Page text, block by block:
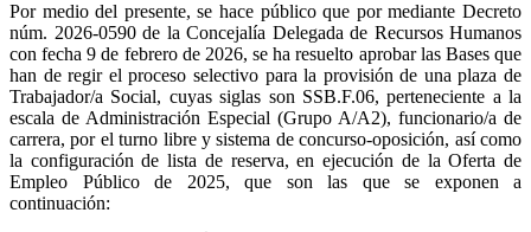
Por medio del presente, se hace público que por mediante Decreto
núm. 2026-0590 de la Concejalía Delegada de Recursos Humanos
con fecha 9 de febrero de 2026, se ha resuelto aprobar las Bases que
han de regir el proceso selectivo para la provisión de una plaza de
Trabajador/a Social, cuyas siglas son SSB.F.06, perteneciente a la
escala de Administración Especial (Grupo A/A2), funcionario/a de
carrera, por el turno libre y sistema de concurso-oposición, así como
la configuración de lista de reserva, en ejecución de la Oferta de
Empleo Público de 2025, que son las que se exponen a
continuación: